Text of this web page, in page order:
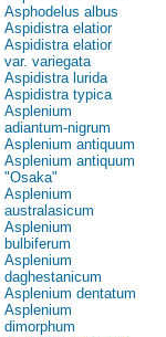
Asphodelus albus
Aspidistra elatior
Aspidistra elatior
var. variegata
Aspidistra lurida
Aspidistra typica
Asplenium
adiantum-nigrum
Asplenium antiquum
Asplenium antiquum
"Osaka"
Asplenium
australasicum
Asplenium
bulbiferum
Asplenium
daghestanicum
Asplenium dentatum
Asplenium
dimorphum